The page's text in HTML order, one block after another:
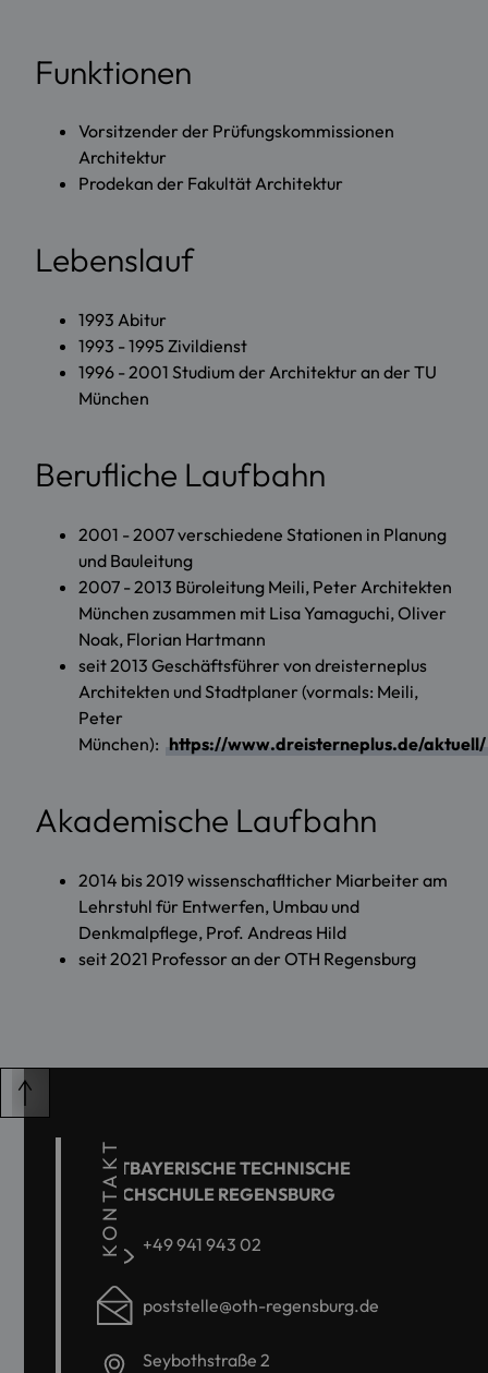
Funktionen
Vorsitzender der Prüfungskommissionen
Architektur
Prodekan der Fakultät Architektur
Lebenslauf
1993 Abitur
1993 - 1995 Zivildienst
1996 - 2001 Studium der Architektur an der TU
München
Berufliche Laufbahn
2001 - 2007 verschiedene Stationen in Planung
und Bauleitung
2007 - 2013 Büroleitung Meili, Peter Architekten
München zusammen mit Lisa Yamaguchi, Oliver
Noak, Florian Hartmann
seit 2013 Geschäftsführer von dreisterneplus
Architekten und Stadtplaner (vormals: Meili,
Peter
München): https://www.dreisterneplus.de/aktuell/
Akademische Laufbahn
2014 bis 2019 wissenschaflticher Miarbeiter am
Lehrstuhl für Entwerfen, Umbau und
Denkmalpflege, Prof. Andreas Hild
seit 2021 Professor an der OTH Regensburg
KONTAKT
OSTBAYERISCHE TECHNISCHE
HOCHSCHULE REGENSBURG
+49 941 943 02
poststelle@oth-regensburg.de
Seybothstraße 2